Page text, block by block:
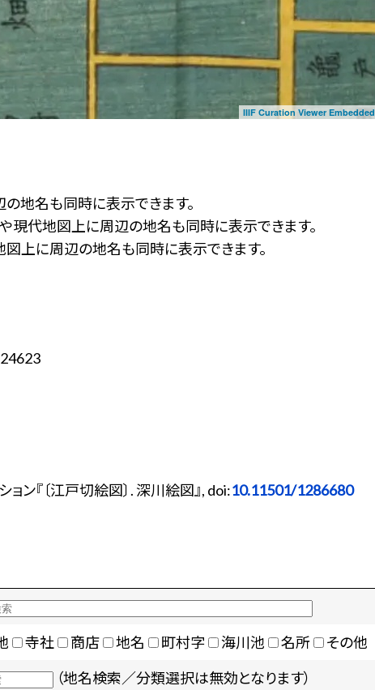
IIIF Curation Viewer Embedded
地名も同時に表示できます。
や現代地図上に周辺の地名も同時に表示できます。
図上に周辺の地名も同時に表示できます。
ン『〔江戸切絵図〕. 深川絵図』, doi:10.11501/1286680
寺社 商店 地名 町村字 海川池 名所
その他
（地名検索／分類選択は無効となります）